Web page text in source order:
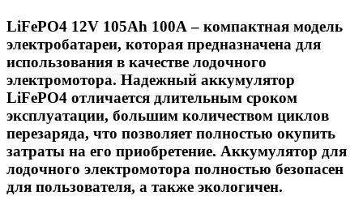
LiFePO4 12V 105Ah 100А – компактная модель
электробатареи, которая предназначена для
использования в качестве лодочного
электромотора. Надежный аккумулятор
LiFePO4 отличается длительным сроком
эксплуатации, большим количеством циклов
перезаряда, что позволяет полностью окупить
затраты на его приобретение. Аккумулятор для
лодочного электромотора полностью безопасен
для пользователя, а также экологичен.